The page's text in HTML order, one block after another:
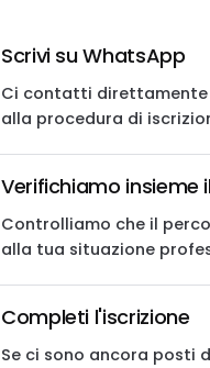
Scrivi su WhatsApp
Ci contatti direttamente
alla procedura di
Verifichiamo insieme
Controlliamo che il
alla tua situazione
Completi l'iscrizione
Se ci sono ancora posti